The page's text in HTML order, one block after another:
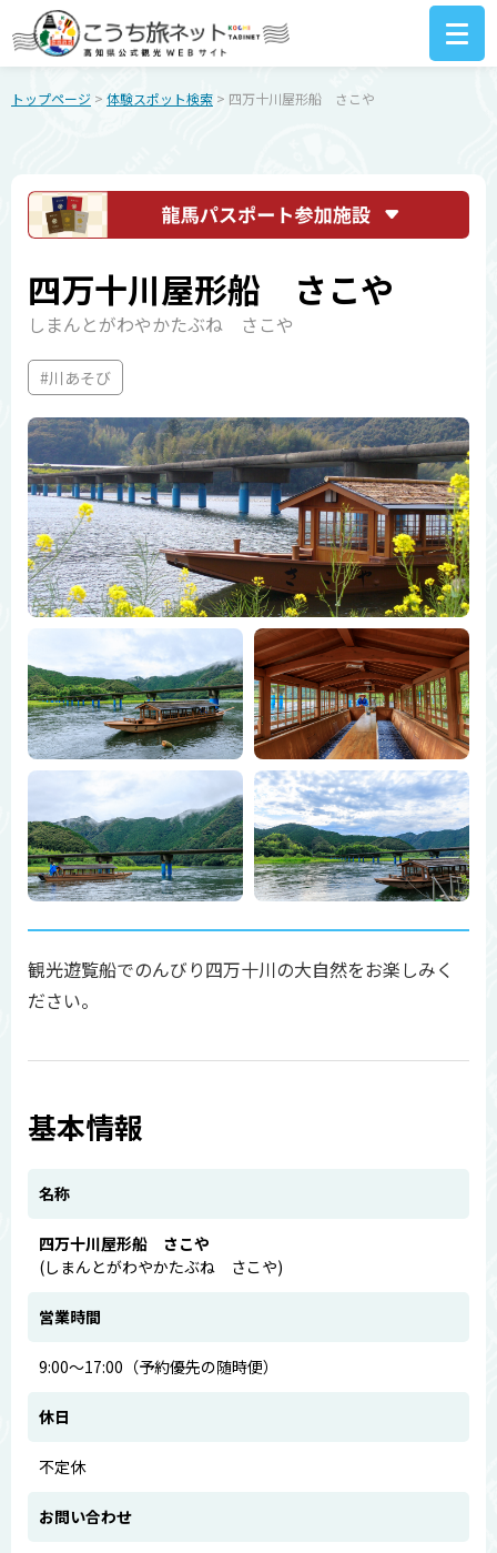
トップページ > 体験スポット検索 > 四万十川屋形船 さこや
四万十川屋形船 さこや
しまんとがわやかたぶね さこや
#川あそび
観光遊覧船でのんびり四万十川の大自然をお楽しみく
ださい。
基本情報
名称
四万十川屋形船 さこや
(しまんとがわやかたぶね さこや)
営業時間
9:00～17:00（予約優先の随時便）
休日
不定休
お問い合わせ